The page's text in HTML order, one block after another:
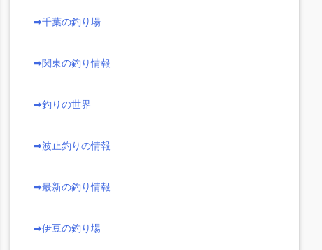
➡千葉の釣り場
➡関東の釣り情報
➡釣りの世界
➡波止釣りの情報
➡最新の釣り情報
➡伊豆の釣り場